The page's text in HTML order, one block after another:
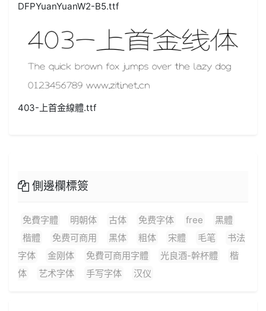
DFPYuanYuanW2-B5.ttf
403-上首金線體.ttf
側邊欄標簽
免費字體 明朝体 古体 免费字体 free
黑體
楷體
免费可商用 黑体 粗体 宋體 毛笔
书法
字体
金刚体 免費可商用字體 光良酒-幹杯體
楷
体
艺术字体 手写字体 汉仪